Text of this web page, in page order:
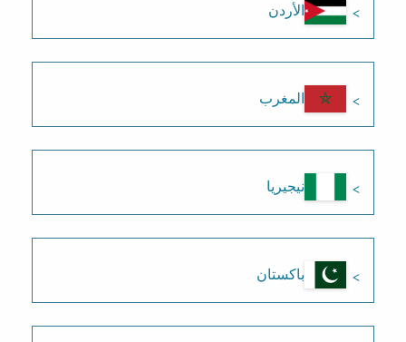
الأردن
المغرب
نيجيريا
باكستان